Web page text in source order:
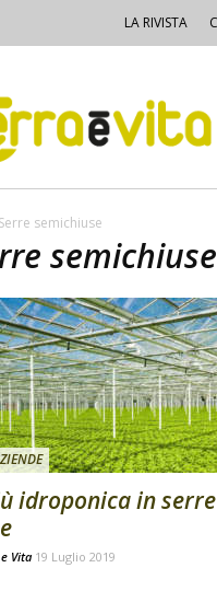
LA RIVISTA
Serre semichiuse
semichiuse
idroponica in serre
Vita 19 Luglio 2019